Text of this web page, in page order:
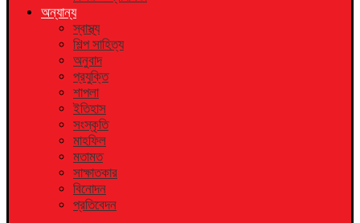
অন্যান্য
স্বাস্থ্য
শিল্প সাহিত্য
অনুবাদ
প্রযুক্তি
শাপলা
ইতিহাস
সংস্কৃতি
মাহফিল
মতামত
সাক্ষাতকার
বিনোদন
প্রতিবেদন